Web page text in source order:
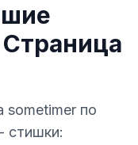
sometimer по
стишки: